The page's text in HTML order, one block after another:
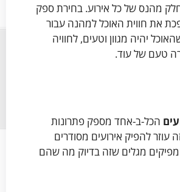
חלק מהנס של כל אירוע. בחירת ספק
את חווית האוכל למהנה עבור
יהיה מגוון וטעים, לחוויה
טעם של עוד.
הכל-ב-אחד מספק פתרונות
עוזר להפיק אירועים מסודרים
ומפיקים מגלים שזה בדיוק מה שהם